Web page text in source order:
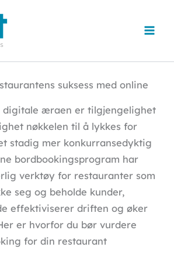
suksess med online
digitale æraen er tilgjengelighet
nøkkelen til å lykkes for
stadig mer konkurransedyktig
bordbookingsprogram har
verktøy for restauranter som
seg og beholde kunder,
effektiviserer driften og øker
er hvorfor du bør vurdere
for din restaurant